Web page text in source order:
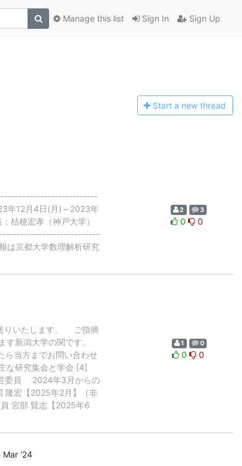
Sign In Sign Up
Manage this list
Start a new thread
年12月4日(月)～2023年
桔梗宏孝（神戸大学）
京都大学数理解析研究
2 3
0 0
りいたします。 ご指摘
新潟大学の関です。
ら当方までお問い合わせ
な研究集会と学会 [4]
営委員 2024年3月からの
隆宏【2025年2月】（非
宮部 賢志【2025年6
1 0
0 0
Mar '24